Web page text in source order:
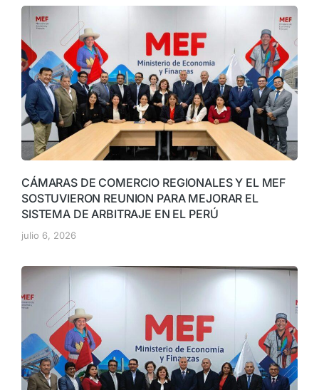
CÁMARAS DE COMERCIO REGIONALES Y EL MEF
SOSTUVIERON REUNION PARA MEJORAR EL
SISTEMA DE ARBITRAJE EN EL PERÚ
julio 6, 2026